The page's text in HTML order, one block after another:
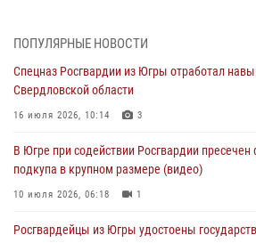
Военнослужащие Росгвардии сбили дрон-
направлении
Офицеры Росгвардии и ветераны войск
память генерала армии Ивана Кирилловича
ПОПУЛЯРНЫЕ НОВОСТИ
Спецназ Росгвардии из Югры отработал
Свердловской области
16 июля 2026, 10:14 3
В Югре при содействии Росгвардии
подкупа в крупном размере (видео)
10 июля 2026, 06:18 1
Росгвардейцы из Югры удостоены